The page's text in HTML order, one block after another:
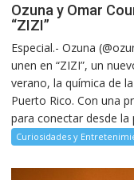
Ozuna y Omar
“ZIZI”
Especial.- Ozuna
unen en “ZIZI”, un
verano, la química de
Puerto Rico. Con una
para conectar desde la
Curiosidades y